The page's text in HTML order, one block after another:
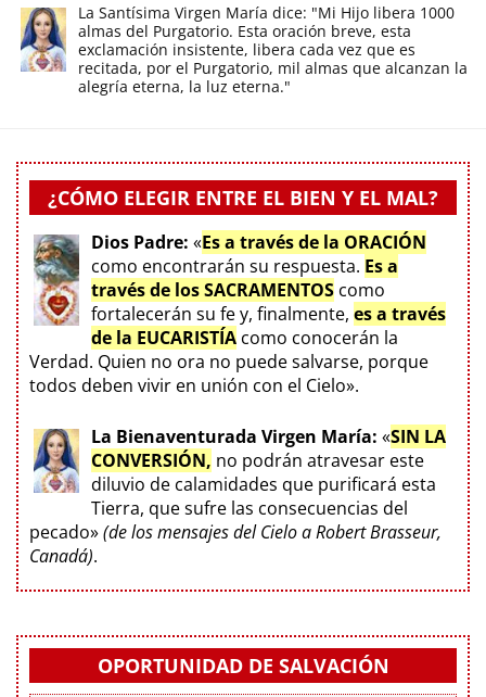
La Santísima Virgen María dice: "Mi Hijo libera 1000
almas del Purgatorio. Esta oración breve, esta
exclamación insistente, libera cada vez que es
recitada, por el Purgatorio, mil almas que alcanzan la
alegría eterna, la luz eterna."
¿CÓMO ELEGIR ENTRE EL BIEN Y EL MAL?
Dios Padre: «Es a través de la ORACIÓN
como encontrarán su respuesta. Es a
través de los SACRAMENTOS como
fortalecerán su fe y, finalmente, es a través
de la EUCARISTÍA como conocerán la
Verdad. Quien no ora no puede salvarse, porque
todos deben vivir en unión con el Cielo».
La Bienaventurada Virgen María: «SIN LA
CONVERSIÓN, no podrán atravesar este
diluvio de calamidades que purificará esta
Tierra, que sufre las consecuencias del
pecado»(de los mensajes del Cielo a Robert Brasseur,
Canadá).
OPORTUNIDAD DE SALVACIÓN